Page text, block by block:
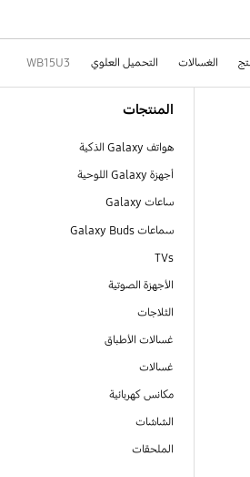
الغسالات التحميل العلوي WB15U3
المنتجات
هواتف Galaxy الذكية
أجهزة Galaxy اللوحية
ساعات Galaxy
سماعات Galaxy Buds
TVs
الأجهزة الصوتية
الثلاجات
غسالات الأطباق
غسالات
مكانس كهربائية
الشاشات
الملحقات